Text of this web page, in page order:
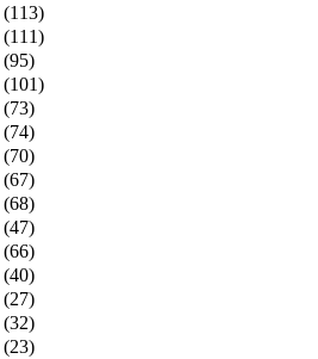
(113)
(111)
(95)
(101)
(73)
(74)
(70)
(67)
(68)
(47)
(66)
(40)
(27)
(32)
(23)